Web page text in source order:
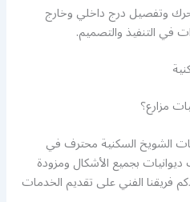
وتفصيل درج داخلي وخارج
في التنفيذ والتصميم.
مزارع؟
الشويخ السكنية محترف في
بجميع الأشكال ومزودة
فريقنا الفني على تقديم الخدمات